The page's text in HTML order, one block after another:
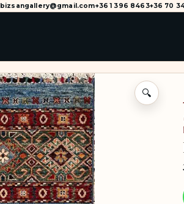
bizsangallery@gmail.com+36 1 396 8463+36 70
🔍